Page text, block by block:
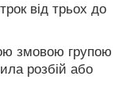
від трьох до
змовою групою
розбій або